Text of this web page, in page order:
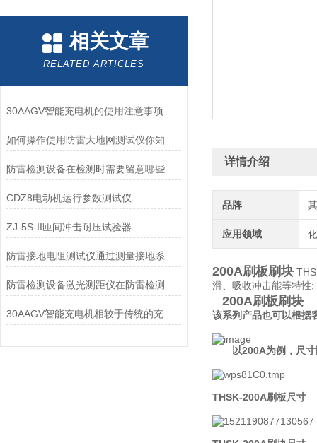
相关文章
RELATED ARTICLES
30AAGV智能充电机的使用注意事项
防雷检测设备在检测时需要留意哪些问题
CDZ8电动机运行参数测试仪
ZJ-5S-II匝间冲击耐压试验器
30AAGV智能充电机相较于传统的充电设备，优势有哪些？
详情介绍
品牌
应用领域
200A刷板刷块
滑、吸收冲击能等特
200A刷板刷块
该系列产品也可以根据
以200A为例，尺
THSK-200A刷板尺寸